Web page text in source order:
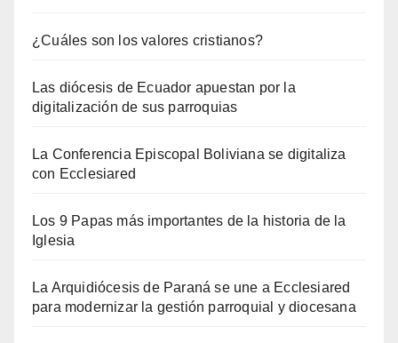
¿Cuáles son los valores cristianos?
Las diócesis de Ecuador apuestan por la
digitalización de sus parroquias
La Conferencia Episcopal Boliviana se digitaliza
con Ecclesiared
Los 9 Papas más importantes de la historia de la
Iglesia
La Arquidiócesis de Paraná se une a Ecclesiared
para modernizar la gestión parroquial y diocesana